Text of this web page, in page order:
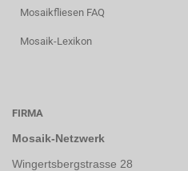
Mosaikfliesen FAQ
Mosaik-Lexikon
FIRMA
Mosaik-Netzwerk
Wingertsbergstrasse 28